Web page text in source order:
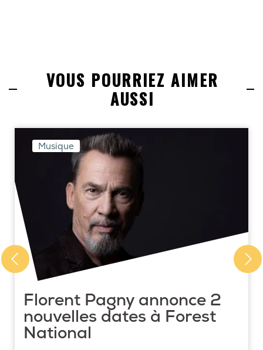
VOUS POURRIEZ AIMER
AUSSI
Musique
Florent Pagny annonce 2
nouvelles dates à Forest
National